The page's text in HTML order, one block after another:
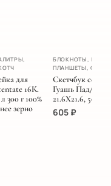
для
16К.
300 г 100%
зерно
БЛОКНОТЫ,
ПЛАНШЕТЫ, СКОТЧ
Скетчбук серии
Гуашь Пад/
21.6Х21.6, 50
605 ₽